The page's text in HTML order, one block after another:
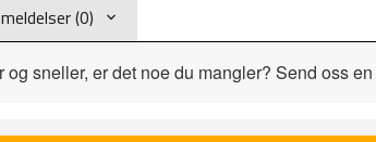
(0)
sneller, er det noe du mangler? Send oss en